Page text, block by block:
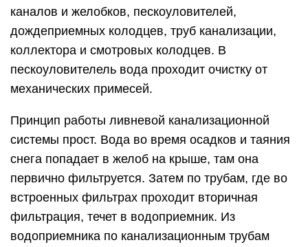
каналов и желобков, пескоуловителей,
дождеприемных колодцев, труб канализации,
коллектора и смотровых колодцев. В
пескоуловителель вода проходит очистку от
механических примесей.
Принцип работы ливневой канализационной
системы прост. Вода во время осадков и таяния
снега попадает в желоб на крыше, там она
первично фильтруется. Затем по трубам, где во
встроенных фильтрах проходит вторичная
фильтрация, течет в водоприемник. Из
водоприемника по канализационным трубам